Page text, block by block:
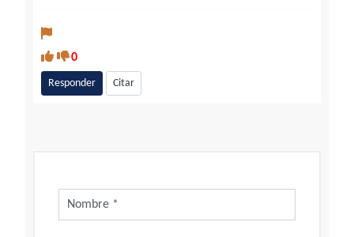
0
Responder Citar